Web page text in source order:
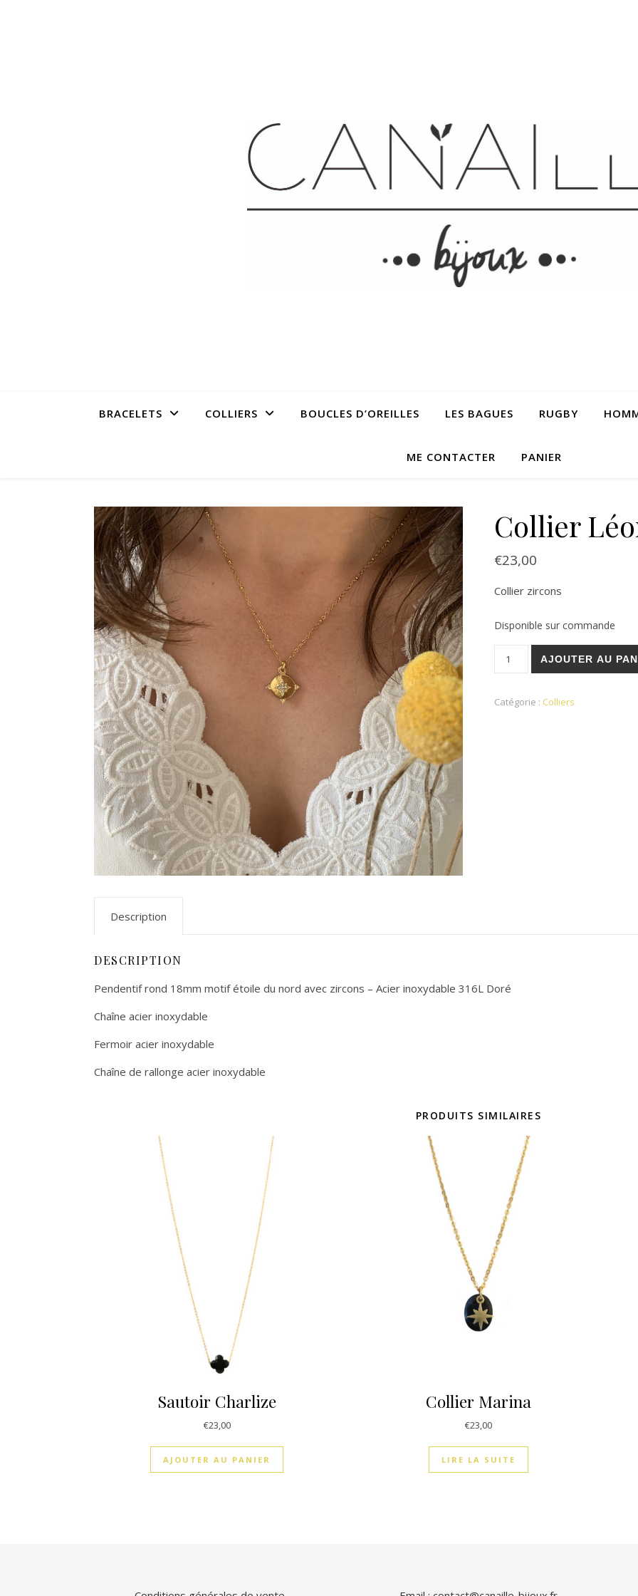
BRACELETS COLLIERS BOUCLES D’OREILLES LES BAGUES RUGBY
ME CONTACTER PANIER
Collier
€23,00
Collier zircons
Disponible sur commande
quantité de Collier Léonia
AJOUTER AU
Catégorie : Colliers
Description
DESCRIPTION
Pendentif rond 18mm motif étoile du nord avec zircons – Acier inoxydable 316L Doré
Chaîne acier inoxydable
Fermoir acier inoxydable
Chaîne de rallonge acier inoxydable
PRODUITS SIMILAIRES
Sautoir Charlize
€23,00
AJOUTER AU PANIER
Collier Marina
€23,00
LIRE LA SUITE